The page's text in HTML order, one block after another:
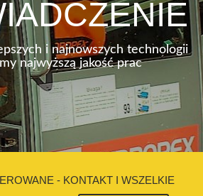
i najnowszych technologii
najwyższą jakość prac
- KONTAKT I WSZELKIE